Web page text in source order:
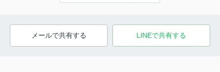
メールで共有する LINEで共有する